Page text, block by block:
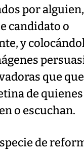
por alguien,
candidato o
y
que
de
o escuchan.
de